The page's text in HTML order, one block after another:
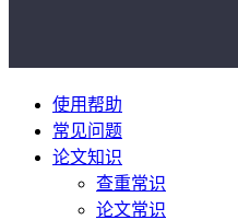
使用帮助
常见问题
论文知识
查重常识
论文常识